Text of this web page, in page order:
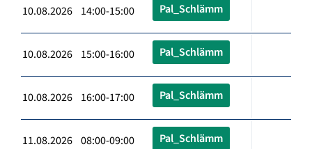
10.08.2026 14:00-15:00 Pal_Schlämm
10.08.2026 15:00-16:00 Pal_Schlämm
10.08.2026 16:00-17:00 Pal_Schlämm
11.08.2026 08:00-09:00 Pal_Schlämm